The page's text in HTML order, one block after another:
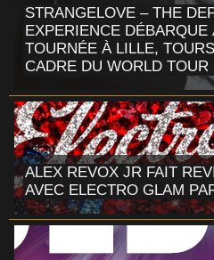
STRANGELOVE – THE
EXPERIENCE DÉBARQUE
TOURNÉE À LILLE,
CADRE DU WORLD TOUR
ALEX REVOX JR FAIT
AVEC ELECTRO GLAM